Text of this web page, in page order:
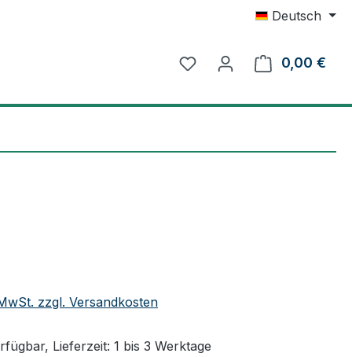
Deutsch
0,00 €
zzgl. Versandkosten
Lieferzeit: 1 bis 3 Werktage